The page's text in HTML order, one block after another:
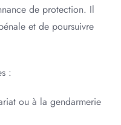
de protection. Il
et de poursuivre
:
ou à la gendarmerie